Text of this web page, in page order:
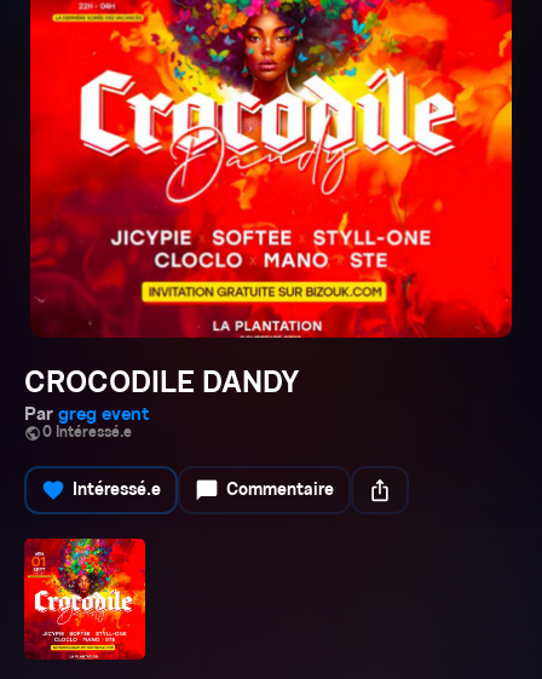
CROCODILE DANDY
Par greg event
public0 Intéressé.e
favorite Intéressé.e chat_bubble Commentaire ios_share